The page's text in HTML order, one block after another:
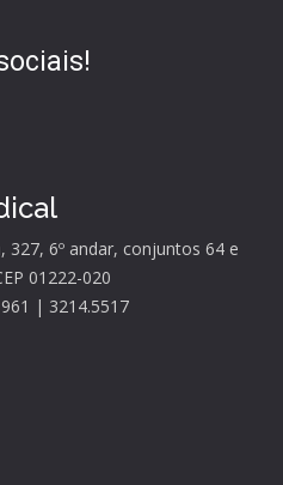
327, 6º andar, conjuntos 64 e
01222-020
| 3214.5517